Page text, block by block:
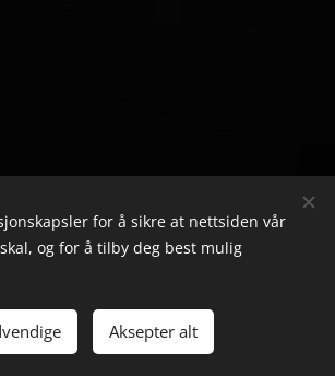
BY SOERENSEN'S GRAPHIC’S
Webnode Informasjonskapsler
for å sikre at nettsiden vår
og for å tilby deg best mulig
Aksepter alt